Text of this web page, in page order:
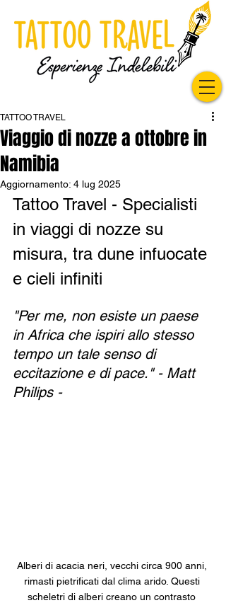
Viaggio di nozze a ottobre in
Namibia
TATTOO TRAVEL
Aggiornamento: 4 lug 2025
Tattoo Travel - Specialisti
in viaggi di nozze su
misura, tra dune infuocate
e cieli infiniti
"Per me, non esiste un paese
in Africa che ispiri allo stesso
tempo un tale senso di
eccitazione e di pace." - Matt
Philips -
Alberi di acacia neri, vecchi circa 900 anni,
rimasti pietrificati dal clima arido. Questi
scheletri di alberi creano un contrasto